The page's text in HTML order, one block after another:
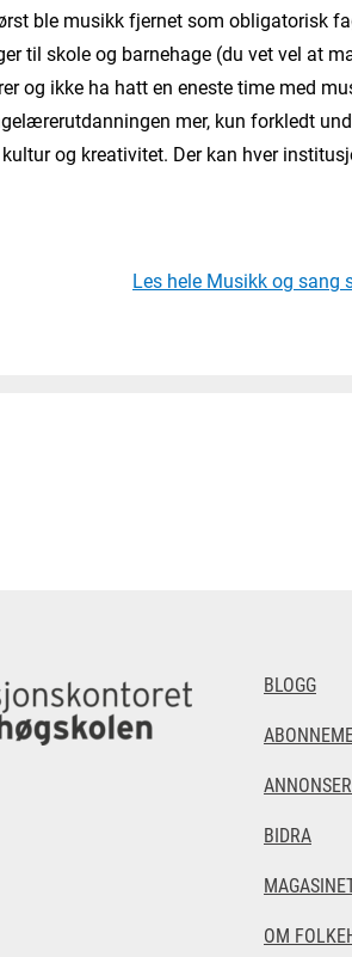
ble musikk fjernet som obligatorisk
til skole og barnehage (du vet vel at
og ikke ha hatt en eneste time med
mer, kun forkledt
og kreativitet. Der kan hver
Les hele Musikk og sang
BLOGG
BIDRA
OM